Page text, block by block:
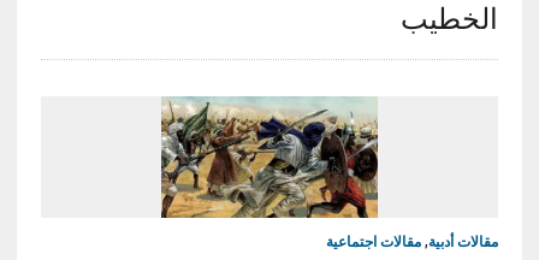
الخطيب
مقالات أدبية, مقالات اجتماعية